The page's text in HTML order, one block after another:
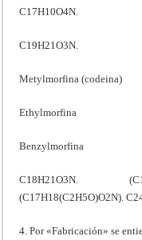
C17H10O4N.
C19H21O3N.
Metylmorfina (codeina)
Ethylmorfina
Benzylmorfina
C18H21O3N.
(C17H18(C2H5O)O2N).
4. Por «Fabricación» se